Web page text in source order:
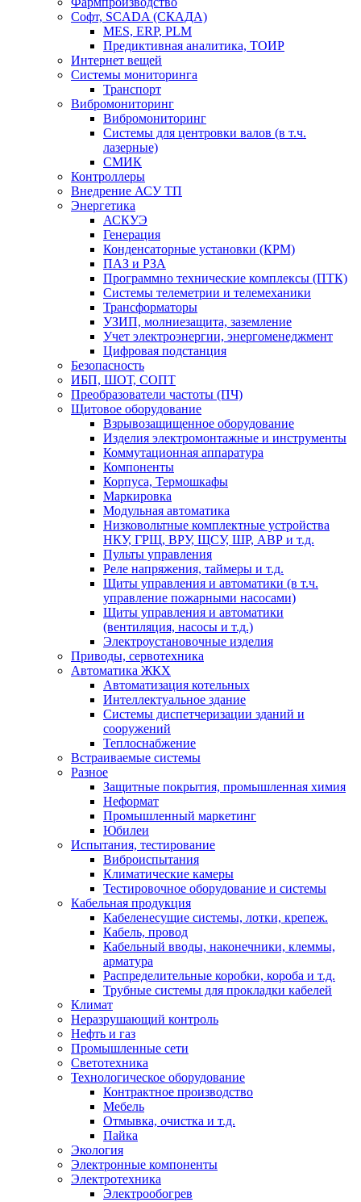
Софт, SCADA (СКАДА)
MES, ERP, PLM
Предиктивная аналитика, ТОИР
Интернет вещей
Системы мониторинга
Транспорт
Вибромониторинг
Вибромониторинг
Системы для центровки валов (в т.ч.
лазерные)
СМИК
Контроллеры
Внедрение АСУ ТП
Энергетика
АСКУЭ
Генерация
Конденсаторные установки (КРМ)
ПАЗ и РЗА
Программно технические комплексы (ПТК)
Системы телеметрии и телемеханики
Трансформаторы
УЗИП, молниезащита, заземление
Учет электроэнергии, энергоменеджмент
Цифровая подстанция
Безопасность
ИБП, ШОТ, СОПТ
Преобразователи частоты (ПЧ)
Щитовое оборудование
Взрывозащищенное оборудование
Изделия электромонтажные и инструменты
Коммутационная аппаратура
Компоненты
Корпуса, Термошкафы
Маркировка
Модульная автоматика
Низковольтные комплектные устройства
НКУ, ГРЩ, ВРУ, ЩСУ, ШР, АВР и т.д.
Пульты управления
Реле напряжения, таймеры и т.д.
Щиты управления и автоматики (в т.ч.
управление пожарными насосами)
Щиты управления и автоматики
(вентиляция, насосы и т.д.)
Электроустановочные изделия
Приводы, сервотехника
Автоматика ЖКХ
Автоматизация котельных
Интеллектуальное здание
Системы диспетчеризации зданий и
сооружений
Теплоснабжение
Встраиваемые системы
Разное
Защитные покрытия, промышленная химия
Неформат
Промышленный маркетинг
Юбилеи
Испытания, тестирование
Виброиспытания
Климатические камеры
Тестировочное оборудование и системы
Кабельная продукция
Кабеленесущие системы, лотки, крепеж.
Кабель, провод
Кабельный вводы, наконечники, клеммы,
арматура
Распределительные коробки, короба и т.д.
Трубные системы для прокладки кабелей
Климат
Неразрушающий контроль
Нефть и газ
Промышленные сети
Светотехника
Технологическое оборудование
Контрактное производство
Мебель
Отмывка, очистка и т.д.
Пайка
Экология
Электронные компоненты
Электротехника
Электрообогрев